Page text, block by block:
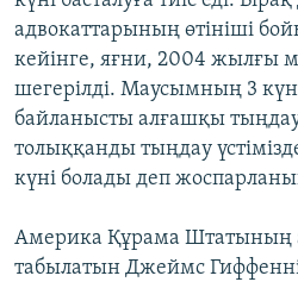
адвокаттарының өтініші
кейінге, яғни, 2004 жылғы
шегерілді. Маусымның 3
байланысты алғашқы
толыққанды тыңдау
күні болады деп
Америка Құрама Штатының
табылатын Джеймс